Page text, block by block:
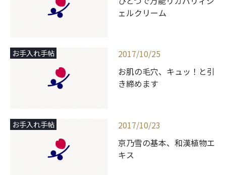
ェルクリーム
お手入れ手帖
2017/10/25
お肌の毛穴、キュッ！と引
き締めます
お手入れ手帖
2017/10/23
京乃雪の基本、和漢植物エ
キス